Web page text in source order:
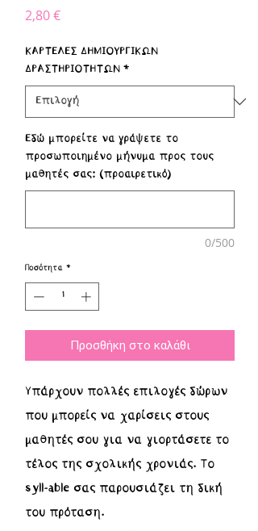
2,80 €Τιμή
ΚΑΡΤΕΛΕΣ ΔΗΜΙΟΥΡΓΙΚΩΝ
ΔΡΑΣΤΗΡΙΟΤΗΤΩΝ *
Εδώ μπορείτε να γράψετε το
προσωποιημένο μήνυμα προς τους
μαθητές σας: (προαιρετικό)
0/500
Ποσότητα *
Προσθήκη στο καλάθι
Yπάρχουν πολλές επιλογές δώρων
που μπορείς να χαρίσεις στους
μαθητές σου για να γιορτάσετε το
τέλος της σχολικής χρονιάς. Tο
syll-able σας παρουσιάζει τη δική
του πρόταση.